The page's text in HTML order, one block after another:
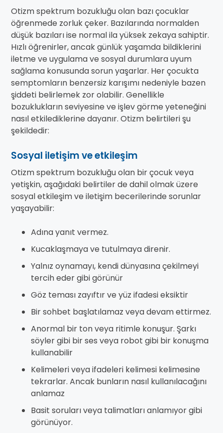
Otizm spektrum bozukluğu olan bazı çocuklar
öğrenmede zorluk çeker. Bazılarında normalden
düşük bazıları ise normal ila yüksek zekaya sahiptir.
Hızlı öğrenirler, ancak günlük yaşamda bildiklerini
iletme ve uygulama ve sosyal durumlara uyum
sağlama konusunda sorun yaşarlar. Her çocukta
semptomların benzersiz karışımı nedeniyle bazen
şiddeti belirlemek zor olabilir. Genellikle
bozuklukların seviyesine ve işlev görme yeteneğini
nasıl etkilediklerine dayanır. Otizm belirtileri şu
şekildedir:
Sosyal iletişim ve etkileşim
Otizm spektrum bozukluğu olan bir çocuk veya
yetişkin, aşağıdaki belirtiler de dahil olmak üzere
sosyal etkileşim ve iletişim becerilerinde sorunlar
yaşayabilir:
Adına yanıt vermez.
Kucaklaşmaya ve tutulmaya direnir.
Yalnız oynamayı, kendi dünyasına çekilmeyi
tercih eder gibi görünür
Göz teması zayıftır ve yüz ifadesi eksiktir
Bir sohbet başlatılamaz veya devam ettirmez.
Anormal bir ton veya ritimle konuşur. Şarkı
söyler gibi bir ses veya robot gibi bir konuşma
kullanabilir
Kelimeleri veya ifadeleri kelimesi kelimesine
tekrarlar. Ancak bunların nasıl kullanılacağını
anlamaz
Basit soruları veya talimatları anlamıyor gibi
görünüyor.